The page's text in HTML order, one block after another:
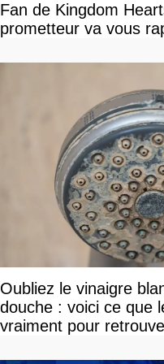
Fan de Kingdom
prometteur va vous
Oubliez le vinaigre
douche : voici ce que
vraiment pour